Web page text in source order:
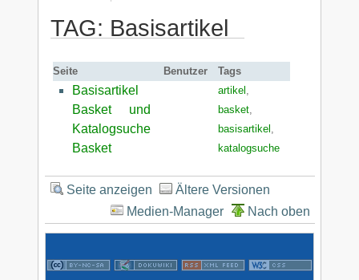
TAG: Basisartikel
Seite Benutzer Tags
Basisartikel
Basket und
Katalogsuche
Basket
artikel
basket,
basisartikel
katalogsuche
Seite anzeigen
Ältere Versionen
Medien-Manager
Nach oben